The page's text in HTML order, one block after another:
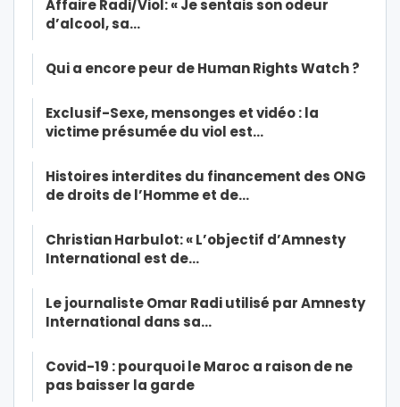
Affaire Radi/Viol: « Je sentais son odeur
d’alcool, sa…
Qui a encore peur de Human Rights Watch ?
Exclusif-Sexe, mensonges et vidéo : la
victime présumée du viol est…
Histoires interdites du financement des ONG
de droits de l’Homme et de…
Christian Harbulot: « L’objectif d’Amnesty
International est de…
Le journaliste Omar Radi utilisé par Amnesty
International dans sa…
Covid-19 : pourquoi le Maroc a raison de ne
pas baisser la garde